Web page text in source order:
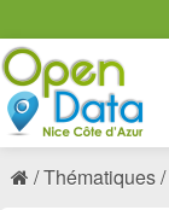
Thématiques